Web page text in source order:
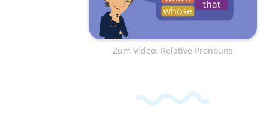
Zum Video: Relative Pronouns